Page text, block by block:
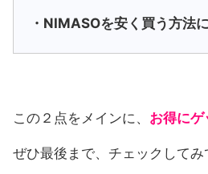
・NIMASOを安く買う方法
この２点をメインに、 お得に
ぜひ最後まで、チェックして